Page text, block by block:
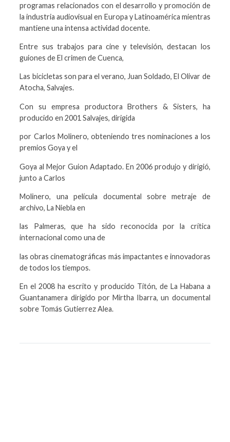
programas relacionados con el desarrollo y promoción de
la industria audiovisual en Europa y Latinoamérica mientras
mantiene una intensa actividad docente.
Entre sus trabajos para cine y televisión, destacan los
guiones de El crimen de Cuenca,
Las bicicletas son para el verano, Juan Soldado, El Olivar de
Atocha, Salvajes.
Con su empresa productora Brothers & Sisters, ha
producido en 2001 Salvajes, dirigida
por Carlos Molinero, obteniendo tres nominaciones a los
premios Goya y el
Goya al Mejor Guion Adaptado. En 2006 produjo y dirigió,
junto a Carlos
Molinero, una película documental sobre metraje de
archivo, La Niebla en
las Palmeras, que ha sido reconocida por la crítica
internacional como una de
las obras cinematográficas más impactantes e innovadoras
de todos los tiempos.
En el 2008 ha escrito y producido Titón, de La Habana a
Guantanamera dirigido por Mirtha Ibarra, un documental
sobre Tomás Gutierrez Alea.